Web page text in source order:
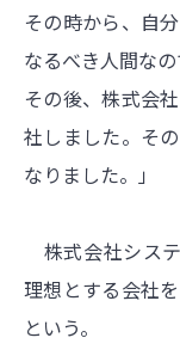
その時から、自
なるべき人間な
その後、株式会
社しました。そ
なりました。」
株式会社シス
理想とする会社
という。